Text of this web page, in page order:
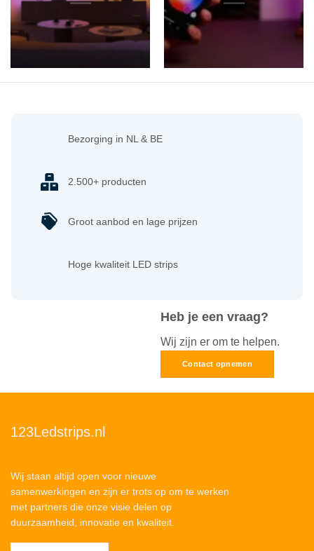
Heb je een vraag?
Wij zijn er om te helpen.
Contact opnemen
Bezorging in NL & BE
2.500+ producten
Groot aanbod en lage prijzen
Hoge kwaliteit LED strips
123Ledstrips.nl
Wij staan altijd open voor nieuwe
samenwerkingen en zijn er trots op om te werken
met partners die onze visie delen op
duurzaamheid, innovatie en kwaliteit.